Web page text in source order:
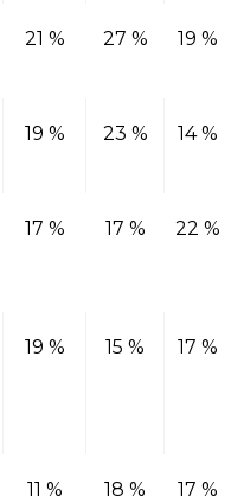
21 % 27 % 19 %
19 % 23 % 14 %
17 % 17 % 22 %
19 % 15 % 17 %
11 % 18 % 17 %